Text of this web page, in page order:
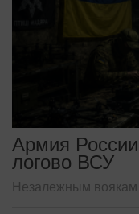
Армия
логово ВСУ
Незалежным